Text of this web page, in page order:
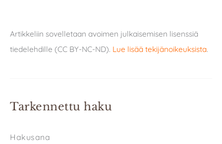
Artikkeliin sovelletaan avoimen julkaisemisen lisenssiä
tiedelehdille (CC BY-NC-ND). Lue lisää tekijänoikeuksista.
Tarkennettu haku
Hakusana